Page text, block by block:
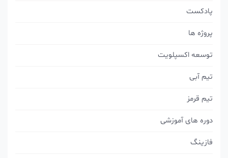
پادکست
پروژه ها
توسعه اکسپلویت
تیم آبی
تیم قرمز
دوره های آموزشی
فازینگ